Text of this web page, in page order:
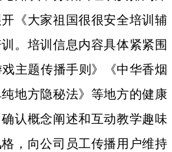
《大家祖国很很安全培训辅
。培训信息内容具体紧紧围
主题传播手则》《中华香烟
地方隐秘法》等地方的健康
认概念阐述和互动教学趣味
，向公司员工传播用户维持